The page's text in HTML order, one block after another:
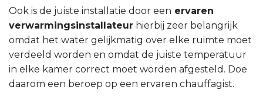
Ook is de juiste installatie door een ervaren
verwarmingsinstallateur hierbij zeer belangrijk
omdat het water gelijkmatig over elke ruimte moet
verdeeld worden en omdat de juiste temperatuur
in elke kamer correct moet worden afgesteld. Doe
daarom een beroep op een ervaren chauffagist.